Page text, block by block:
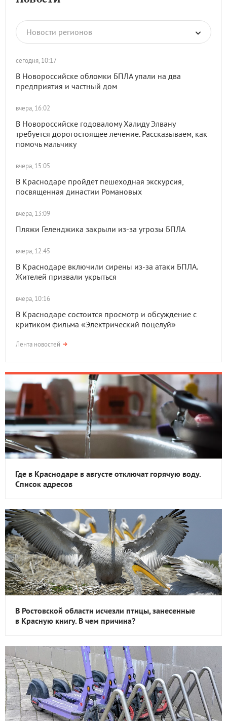
Новости регионов
сегодня, 10:17
В Новороссийске обломки БПЛА упали на два
предприятия и частный дом
вчера, 16:02
В Новороссийске годовалому Халиду Элвану
требуется дорогостоящее лечение. Рассказываем, как
помочь мальчику
вчера, 15:05
В Краснодаре пройдет пешеходная экскурсия,
посвященная династии Романовых
вчера, 13:09
Пляжи Геленджика закрыли из-за угрозы БПЛА
вчера, 12:45
В Краснодаре включили сирены из-за атаки БПЛА.
Жителей призвали укрыться
вчера, 10:16
В Краснодаре состоится просмотр и обсуждение с
критиком фильма «Электрический поцелуй»
Лента новостей
Где в Краснодаре в августе отключат горячую воду.
Список адресов
В Ростовской области исчезли птицы, занесенные
в Красную книгу. В чем причина?